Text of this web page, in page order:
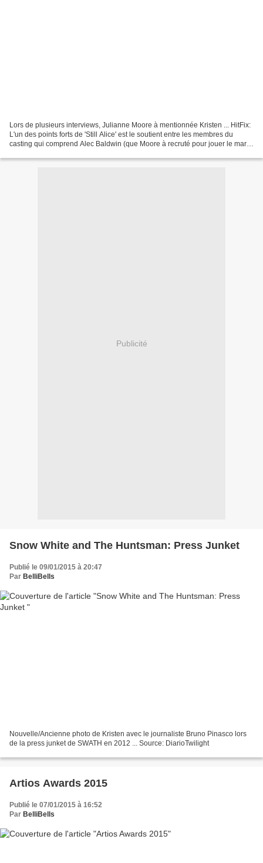
Lors de plusieurs interviews, Julianne Moore à mentionnée Kristen ... HitFix:
L'un des points forts de 'Still Alice' est le soutient entre les membres du
casting qui comprend Alec Baldwin (que Moore à recruté pour jouer le mari
Publicité
Snow White and The Huntsman: Press Junket
Publié le 09/01/2015 à 20:47
Par BelliBells
Nouvelle/Ancienne photo de Kristen avec le journaliste Bruno Pinasco lors
de la press junket de SWATH en 2012 ... Source: DiarioTwilight
Artios Awards 2015
Publié le 07/01/2015 à 16:52
Par BelliBells